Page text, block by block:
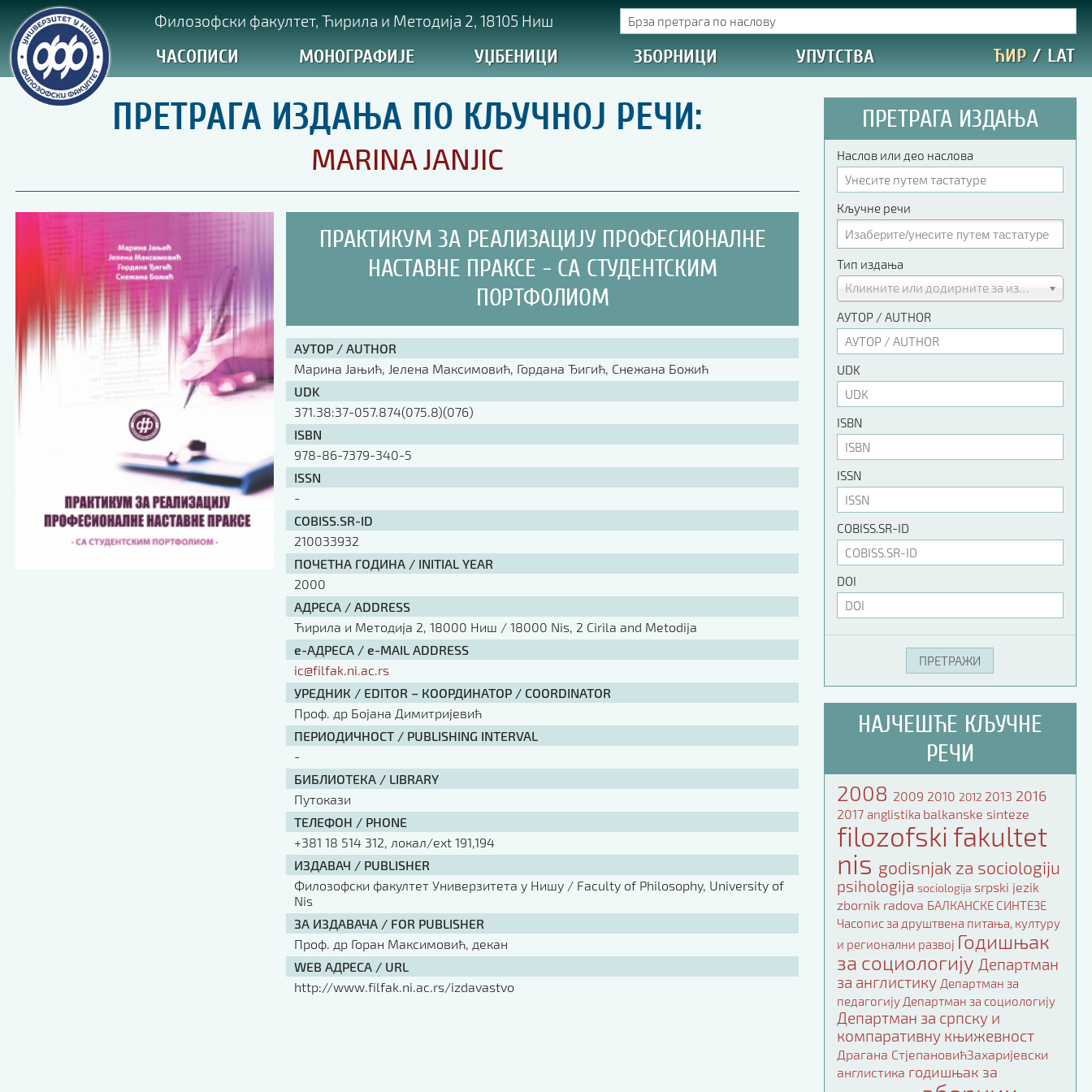
Филозофски факултет, Ћирила и Методија 2, 18105 Ниш
ЧАСОПИСИ МОНОГРАФИЈЕ УЏБЕНИЦИ ЗБОРНИЦИ УПУТСТВА ЋИР / LAT
ПРЕТРАГА ИЗДАЊА ПО КЉУЧНОЈ РЕЧИ:
MARINA JANJIC
ПРАКТИКУМ ЗА РЕАЛИЗАЦИЈУ ПРОФЕСИОНАЛНЕ
НАСТАВНЕ ПРАКСЕ - СА СТУДЕНТСКИМ
ПОРТФОЛИОМ
АУТОР / AUTHOR
Марина Јањић, Јелена Максимовић, Гордана Ђигић, Снежана Божић
UDK
371.38:37-057.874(075.8)(076)
ISBN
978-86-7379-340-5
ISSN
-
COBISS.SR-ID
210033932
ПОЧЕТНА ГОДИНА / INITIAL YEAR
2000
АДРЕСА / ADDRESS
Ћирила и Методија 2, 18000 Ниш / 18000 Nis, 2 Cirila and Metodija
е-АДРЕСА / e-MAIL ADDRESS
ic@filfak.ni.ac.rs
УРЕДНИК / EDITOR – КООРДИНАТОР / COORDINATOR
Проф. др Бојана Димитријевић
ПЕРИОДИЧНОСТ / PUBLISHING INTERVAL
-
БИБЛИОТЕКА / LIBRARY
Путокази
ТЕЛЕФОН / PHONE
+381 18 514 312, локал/ext 191,194
ИЗДАВАЧ / PUBLISHER
Филозофски факултет Универзитета у Нишу / Faculty of Philosophy, University of
Nis
ЗА ИЗДАВАЧА / FOR PUBLISHER
Проф. др Горан Максимовић, декан
WEB АДРЕСА / URL
http://www.filfak.ni.ac.rs/izdavastvo
ПРЕТРАГА ИЗДАЊА
Наслов или део наслова
Кључне речи
Тип издања
Кликните или додирните за избор
АУТОР / AUTHOR
UDK
ISBN
ISSN
COBISS.SR-ID
DOI
НАЈЧЕШЋЕ КЉУЧНЕ
РЕЧИ
2008 2009 2010 2012 2013 2016
2017 anglistika balkanske sinteze
filozofski fakultet
nis godisnjak za sociologiju
psihologija sociologija srpski jezik
zbornik radova БАЛКАНСКЕ СИНТЕЗЕ
Часопис за друштвена питања, културу
и регионални развој Годишњак
за социологију Департман
за англистику Департман за
педагогију Департман за социологију
Департман за српску и
компаративну књижевност
Драгана СтјепановићЗахаријевски
англистика годишњак за